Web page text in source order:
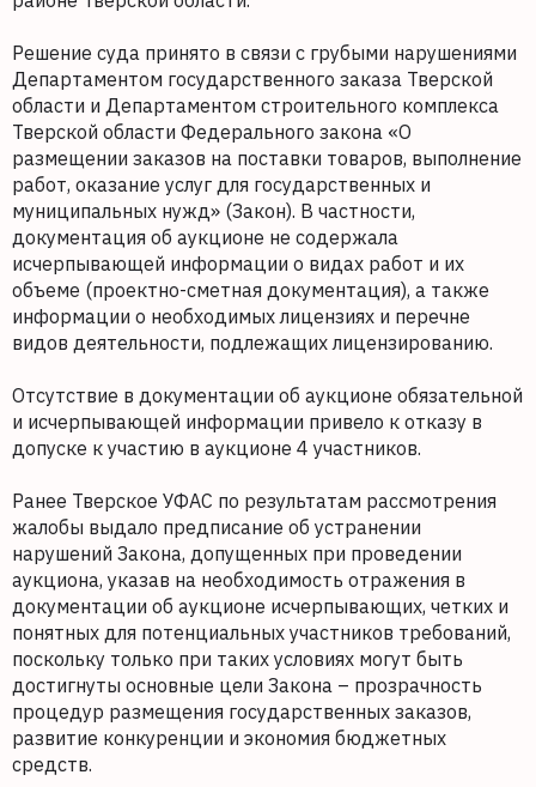
Решение суда принято в связи с грубыми нарушениями
Департаментом государственного заказа Тверской
области и Департаментом строительного комплекса
Тверской области Федерального закона «О
размещении заказов на поставки товаров, выполнение
работ, оказание услуг для государственных и
муниципальных нужд» (Закон). В частности,
документация об аукционе не содержала
исчерпывающей информации о видах работ и их
объеме (проектно-сметная документация), а также
информации о необходимых лицензиях и перечне
видов деятельности, подлежащих лицензированию.
Отсутствие в документации об аукционе обязательной
и исчерпывающей информации привело к отказу в
допуске к участию в аукционе 4 участников.
Ранее Тверское УФАС по результатам рассмотрения
жалобы выдало предписание об устранении
нарушений Закона, допущенных при проведении
аукциона, указав на необходимость отражения в
документации об аукционе исчерпывающих, четких и
понятных для потенциальных участников требований,
поскольку только при таких условиях могут быть
достигнуты основные цели Закона – прозрачность
процедур размещения государственных заказов,
развитие конкуренции и экономия бюджетных
средств.